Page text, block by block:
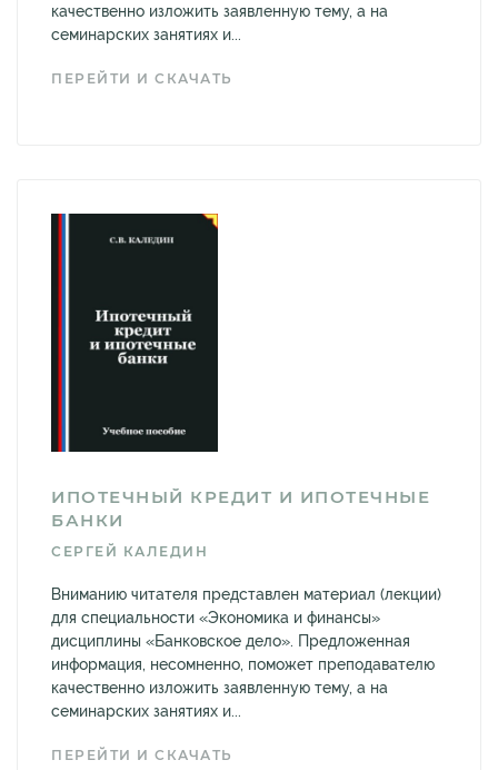
качественно изложить заявленную тему, а на
семинарских занятиях и...
ПЕРЕЙТИ И СКАЧАТЬ
ИПОТЕЧНЫЙ КРЕДИТ И ИПОТЕЧНЫЕ
БАНКИ
СЕРГЕЙ КАЛЕДИН
Вниманию читателя представлен материал (лекции)
для специальности «Экономика и финансы»
дисциплины «Банковское дело». Предложенная
информация, несомненно, поможет преподавателю
качественно изложить заявленную тему, а на
семинарских занятиях и...
ПЕРЕЙТИ И СКАЧАТЬ